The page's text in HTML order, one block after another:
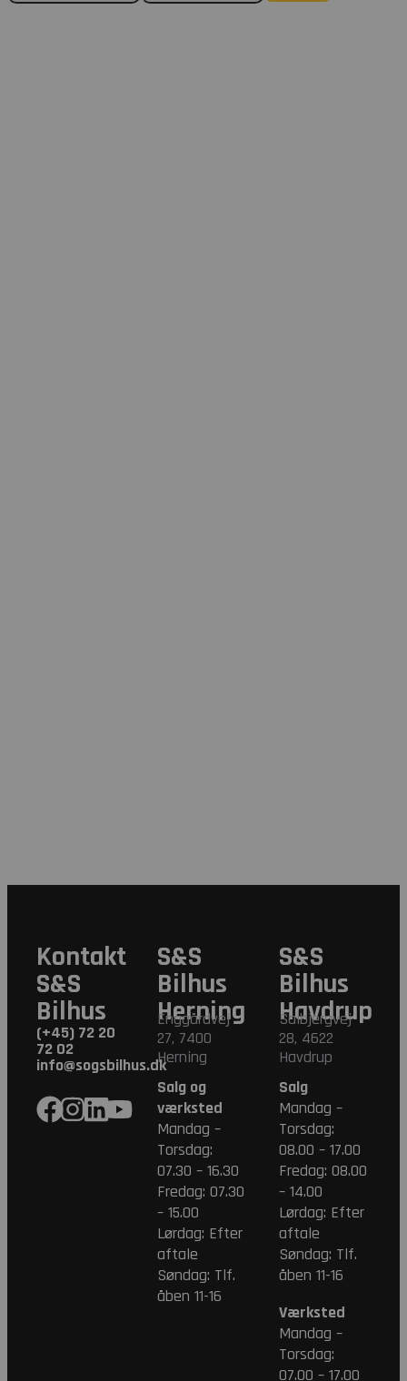
Kontakt
S&S
Bilhus
(+45) 72 20
72 02
info@sogsbilhus.dk
S&S
Bilhus
Herning
Enggårdvej
27, 7400
Herning
Salg og
værksted
Mandag –
Torsdag:
07.30 – 16.30
Fredag: 07.30
– 15.00
Lørdag: Efter
aftale
Søndag: Tlf.
åben 11-16
S&S
Bilhus
Havdrup
Salbjergvej
28, 4622
Havdrup
Salg
Mandag –
Torsdag:
08.00 – 17.00
Fredag: 08.00
– 14.00
Lørdag: Efter
aftale
Søndag: Tlf.
åben 11-16
Værksted
Mandag –
Torsdag:
07.00 – 17.00